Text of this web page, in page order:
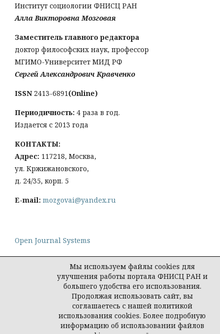
Институт социологии ФНИСЦ РАН
Алла Викторовна Мозговая
Заместитель главного редактора
доктор философских наук, профессор
МГИМО-Университет МИД РФ
Сергей Александрович Кравченко
ISSN 2413-6891(Online)
Периодичность: 4 раза в год.
Издается с 2013 года
КОНТАКТЫ:
Адрес: 117218, Москва,
ул. Кржижановского,
д. 24/35, корп. 5
E-mail: mozgovai@yandex.ru
Open Journal Systems
Политика конфиденциальности персональных
© Социологическая наука и социальная практика,
Мы используем файлы cookies для
улучшения работы портала ФНИСЦ РАН и
большего удобства его использования.
Продолжая использовать сайт, вы
соглашаетесь с нашей политикой
использования cookies. Более подробную
информацию об использовании файлов